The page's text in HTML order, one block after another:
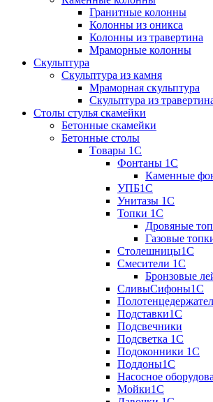
Гранитные колонны
Колонны из оникса
Колонны из травертина
Мраморные колонны
Скульптура
Скульптура из камня
Мраморная скульптура
Скульптура из
Столы стулья скамейки
Бетонные скамейки
Бетонные столы
Tовары 1C
Фонтаны 1C
Каменные
УПБ1С
Унитазы 1С
Топки 1С
Дровяные
Газовые
Столешницы1С
Смесители 1С
Бронзовые
СливыСифоны1С
Подставки1С
Подсвечники
Подсветка 1С
Подоконники 1С
Поддоны1С
Насосное
Мойки1С